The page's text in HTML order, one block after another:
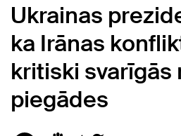
Ukrainas
ka Irānas
kritiski svarīgās
piegādes